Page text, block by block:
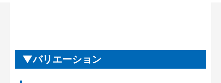
バリエーション